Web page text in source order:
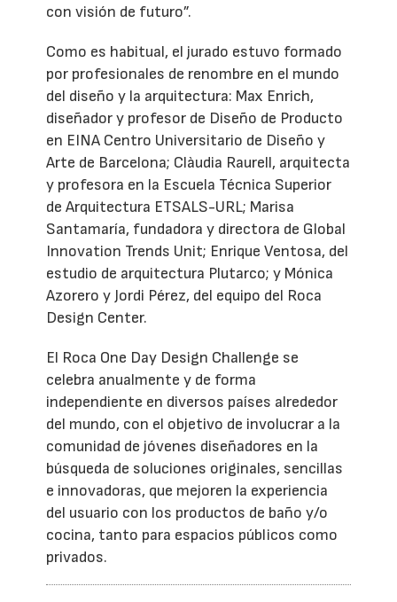
con visión de futuro”.
Como es habitual, el jurado estuvo formado
por profesionales de renombre en el mundo
del diseño y la arquitectura: Max Enrich,
diseñador y profesor de Diseño de Producto
en EINA Centro Universitario de Diseño y
Arte de Barcelona; Clàudia Raurell, arquitecta
y profesora en la Escuela Técnica Superior
de Arquitectura ETSALS-URL; Marisa
Santamaría, fundadora y directora de Global
Innovation Trends Unit; Enrique Ventosa, del
estudio de arquitectura Plutarco; y Mónica
Azorero y Jordi Pérez, del equipo del Roca
Design Center.
El Roca One Day Design Challenge se
celebra anualmente y de forma
independiente en diversos países alrededor
del mundo, con el objetivo de involucrar a la
comunidad de jóvenes diseñadores en la
búsqueda de soluciones originales, sencillas
e innovadoras, que mejoren la experiencia
del usuario con los productos de baño y/o
cocina, tanto para espacios públicos como
privados.